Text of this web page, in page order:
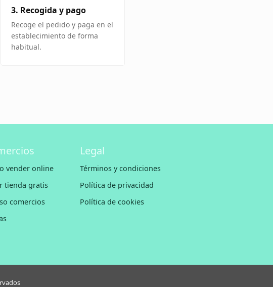
3. Recogida y pago
Recoge el pedido y paga en el
establecimiento de forma
habitual.
vender online
tienda gratis
comercios
Legal
Términos y condiciones
Política de privacidad
Política de cookies